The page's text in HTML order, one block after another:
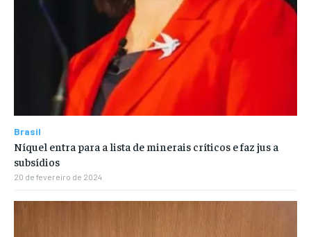
Brasil
Níquel entra para a lista de minerais críticos e faz jus a
subsídios
20 de fevereiro de 2024